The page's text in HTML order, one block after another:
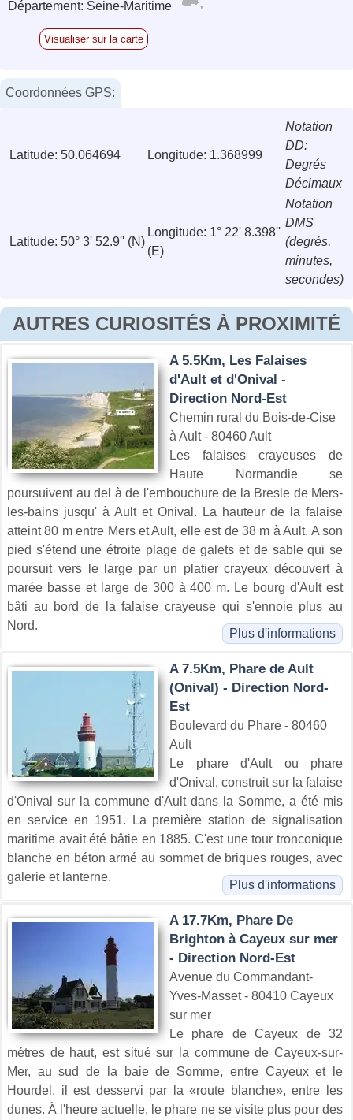
Département: Seine-Maritime
Visualiser sur la carte
Coordonnées GPS:
Latitude: 50.064694 Longitude: 1.368999
Notation
DD:
Degrés
Décimaux
Latitude: 50° 3' 52.9'' (N)
Longitude: 1° 22' 8.398''
(E)
Notation
DMS
(degrés,
minutes,
secondes)
AUTRES CURIOSITÉS À PROXIMITÉ
A 5.5Km, Les Falaises
d'Ault et d'Onival -
Direction Nord-Est
Chemin rural du Bois-de-Cise
à Ault - 80460 Ault
Les falaises crayeuses de
Haute Normandie se
poursuivent au del à de l'embouchure de la Bresle de Mers-
les-bains jusqu' à Ault et Onival. La hauteur de la falaise
atteint 80 m entre Mers et Ault, elle est de 38 m à Ault. A son
pied s'étend une étroite plage de galets et de sable qui se
poursuit vers le large par un platier crayeux découvert à
marée basse et large de 300 à 400 m. Le bourg d'Ault est
bâti au bord de la falaise crayeuse qui s'ennoie plus au
Nord.
Plus d'informations
A 7.5Km, Phare de Ault
(Onival) - Direction Nord-
Est
Boulevard du Phare - 80460
Ault
Le phare d'Ault ou phare
d'Onival, construit sur la falaise
d'Onival sur la commune d'Ault dans la Somme, a été mis
en service en 1951. La première station de signalisation
maritime avait été bâtie en 1885. C'est une tour tronconique
blanche en béton armé au sommet de briques rouges, avec
galerie et lanterne.
Plus d'informations
A 17.7Km, Phare De
Brighton à Cayeux sur mer
- Direction Nord-Est
Avenue du Commandant-
Yves-Masset - 80410 Cayeux
sur mer
Le phare de Cayeux de 32
métres de haut, est situé sur la commune de Cayeux-sur-
Mer, au sud de la baie de Somme, entre Cayeux et le
Hourdel, il est desservi par la «route blanche», entre les
dunes. À l'heure actuelle, le phare ne se visite plus pour des